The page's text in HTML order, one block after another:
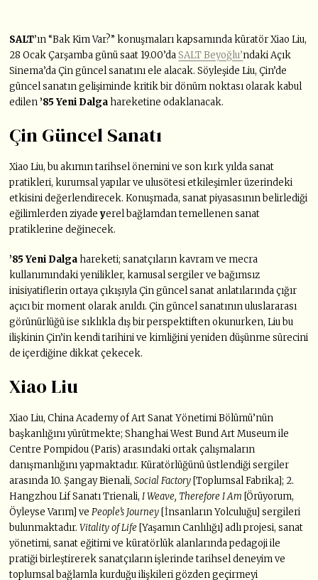
SALT’ın “Bak Kim Var?” konuşmaları kapsamında küratör Xiao Liu,
28 Ocak Çarşamba günü saat 19.00’daSALT Beyoğlu’ndaki Açık
Sinema’da Çin güncel sanatını ele alacak. Söyleşide Liu, Çin’de
güncel sanatın gelişiminde kritik bir dönüm noktası olarak kabul
edilen ’85 Yeni Dalga hareketine odaklanacak.
Çin Güncel Sanatı
Xiao Liu, bu akımın tarihsel önemini ve son kırk yılda sanat
pratikleri, kurumsal yapılar ve ulusötesi etkileşimler üzerindeki
etkisini değerlendirecek. Konuşmada, sanat piyasasının belirlediği
eğilimlerden ziyadeyerel bağlamdan temellenen sanat
pratiklerine değinecek.
’85 Yeni Dalga hareketi; sanatçıların kavram ve mecra
kullanımındaki yenilikler, kamusal sergiler ve bağımsız
inisiyatiflerin ortaya çıkışıyla Çin güncel sanat anlatılarında çığır
açıcı bir moment olarak anıldı. Çin güncel sanatının uluslararası
görünürlüğü ise sıklıkla dış bir perspektiften okunurken, Liu bu
ilişkinin Çin’in kendi tarihini ve kimliğini yeniden düşünme sürecini
de içerdiğine dikkat çekecek.
Xiao Liu
Xiao Liu, China Academy of Art Sanat Yönetimi Bölümü’nün
başkanlığını yürütmekte; Shanghai West Bund Art Museum ile
Centre Pompidou (Paris) arasındaki ortak çalışmaların
danışmanlığını yapmaktadır. Küratörlüğünü üstlendiği sergiler
arasında 10. Şangay Bienali,Social Factory[Toplumsal Fabrika]; 2.
Hangzhou Lif Sanatı Trienali,I Weave, Therefore I Am[Örüyorum,
Öyleyse Varım] vePeople’s Journey[İnsanların Yolculuğu] sergileri
bulunmaktadır.Vitality of Life[Yaşamın Canlılığı] adlı projesi, sanat
yönetimi, sanat eğitimi ve küratörlük alanlarında pedagoji ile
pratiği birleştirerek sanatçıların işlerinde tarihsel deneyim ve
toplumsal bağlamla kurduğu ilişkileri gözden geçirmeyi